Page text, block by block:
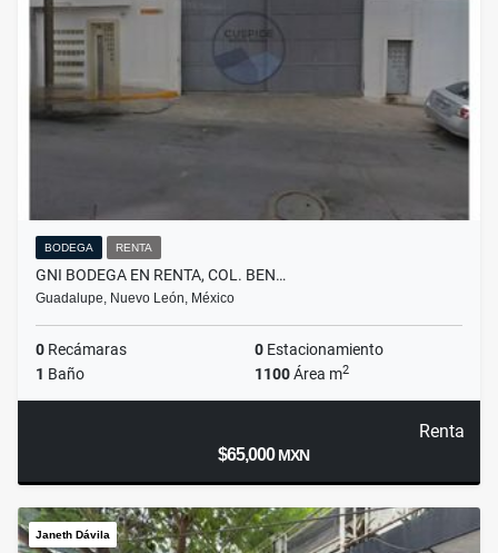
BODEGA RENTA
GNI BODEGA EN RENTA, COL. BEN…
Guadalupe, Nuevo León, México
0 Recámaras 0 Estacionamiento
1 Baño 1100Área m2
Renta
$65,000MXN
Janeth Dávila